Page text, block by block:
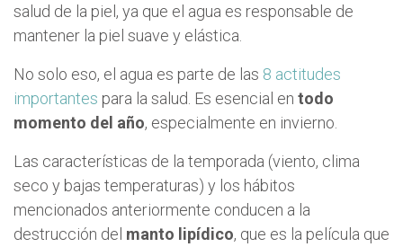
salud de la piel, ya que el agua es responsable de
mantener la piel suave y elástica.
No solo eso, el agua es parte de las 8 actitudes
importantes para la salud. Es esencial en todo
momento del año, especialmente en invierno.
Las características de la temporada (viento, clima
seco y bajas temperaturas) y los hábitos
mencionados anteriormente conducen a la
destrucción del manto lipídico, que es la película que